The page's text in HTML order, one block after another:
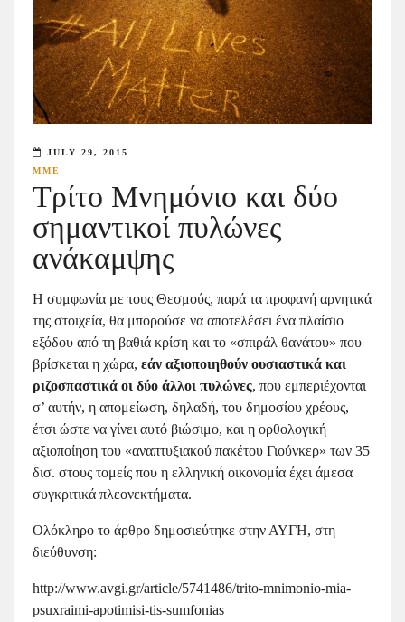
JULY 29, 2015
ΜΜΕ
Τρίτο Μνημόνιο και δύο
σημαντικοί πυλώνες
ανάκαμψης
Η συμφωνία με τους Θεσμούς, παρά τα προφανή αρνητικά
της στοιχεία, θα μπορούσε να αποτελέσει ένα πλαίσιο
εξόδου από τη βαθιά κρίση και το «σπιράλ θανάτου» που
βρίσκεται η χώρα, εάν αξιοποιηθούν ουσιαστικά και
ριζοσπαστικά οι δύο άλλοι πυλώνες, που εμπεριέχονται
σ’ αυτήν, η απομείωση, δηλαδή, του δημοσίου χρέους,
έτσι ώστε να γίνει αυτό βιώσιμο, και η ορθολογική
αξιοποίηση του «αναπτυξιακού πακέτου Γιούνκερ» των 35
δισ. στους τομείς που η ελληνική οικονομία έχει άμεσα
συγκριτικά πλεονεκτήματα.
Ολόκληρο το άρθρο δημοσιεύτηκε στην ΑΥΓΗ, στη
διεύθυνση:
http://www.avgi.gr/article/5741486/trito-mnimonio-mia-
psuxraimi-apotimisi-tis-sumfonias